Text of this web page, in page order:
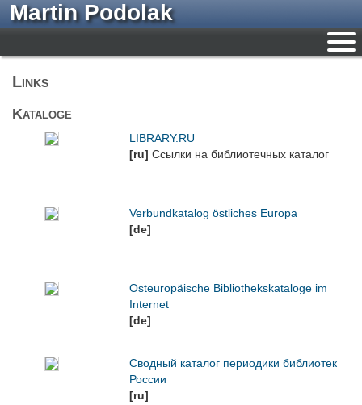
Martin Podolak
Links
Kataloge
LIBRARY.RU
[ru] Ссылки на библиотечных каталог
Verbundkatalog östliches Europa
[de]
Osteuropäische Bibliothekskataloge im
Internet
[de]
Сводный каталог периодики библиотек
России
[ru]